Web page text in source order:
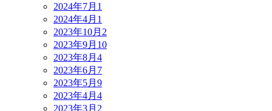
2024年7月 1
2024年4月 1
2023年10月 2
2023年9月 10
2023年8月 4
2023年6月 7
2023年5月 9
2023年4月 4
2023年3月 2